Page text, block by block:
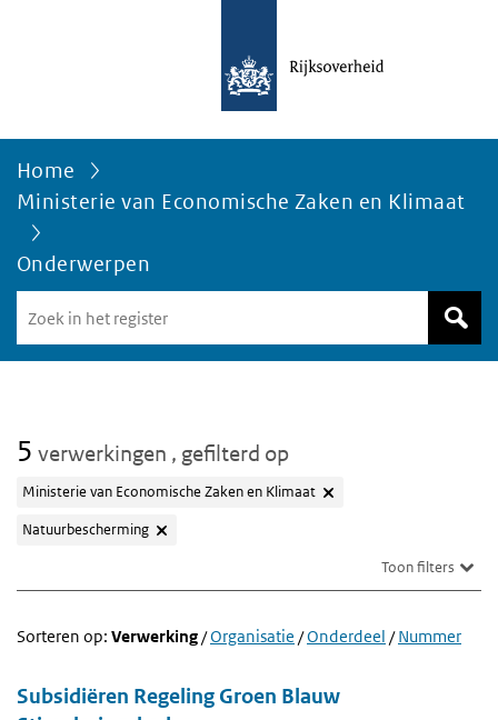
Home
Ministerie van Economische Zaken en Klimaat
Onderwerpen
in
het
5 verwerkingen , gefilterd op
Ministerie van Economische Zaken en Klimaat
Natuurbescherming
Toon filters
Sorteren op: Verwerking/Organisatie /Onderdeel /Nummer
Subsidiëren Regeling Groen Blauw